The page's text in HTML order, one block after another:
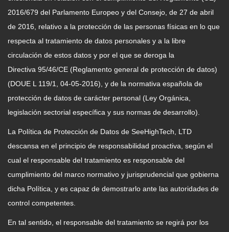
2016/679 del Parlamento Europeo y del Consejo, de 27 de abril
de 2016, relativo a la protección de las personas físicas en lo que
respecta al tratamiento de datos personales y a la libre
circulación de estos datos y por el que se deroga la
Directiva 95/46/CE (Reglamento general de protección de datos)
(DOUE L 119/1, 04-05-2016), y de la normativa española de
protección de datos de carácter personal (Ley Orgánica,
legislación sectorial específica y sus normas de desarrollo).
La Política de Protección de Datos de SeeHighTech, LTD
descansa en el principio de responsabilidad proactiva, según el
cual el responsable del tratamiento es responsable del
cumplimiento del marco normativo y jurisprudencial que gobierna
dicha Política, y es capaz de demostrarlo ante las autoridades de
control competentes.
En tal sentido, el responsable del tratamiento se regirá por los